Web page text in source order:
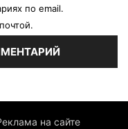
по email.
на сайте